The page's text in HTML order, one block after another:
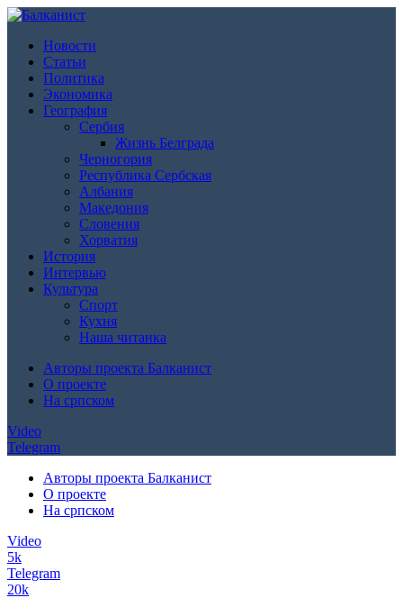
Новости
Статьи
Политика
Экономика
География
Сербия
Жизнь Белграда
Черногория
Республика Сербская
Албания
Македония
Словения
Хорватия
История
Интервью
Культура
Спорт
Кухня
Наша читанка
Авторы проекта Балканист
О проекте
На српском
Video
Telegram
Авторы проекта Балканист
О проекте
На српском
Video
5k
Telegram
20k